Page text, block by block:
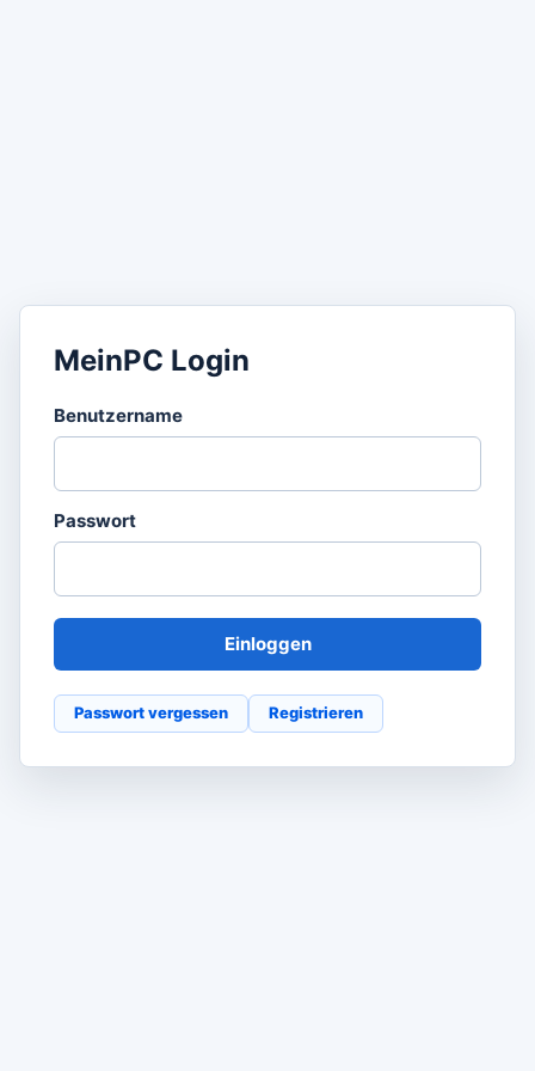
MeinPC Login
Benutzername
Passwort
Einloggen
Passwort vergessen Registrieren